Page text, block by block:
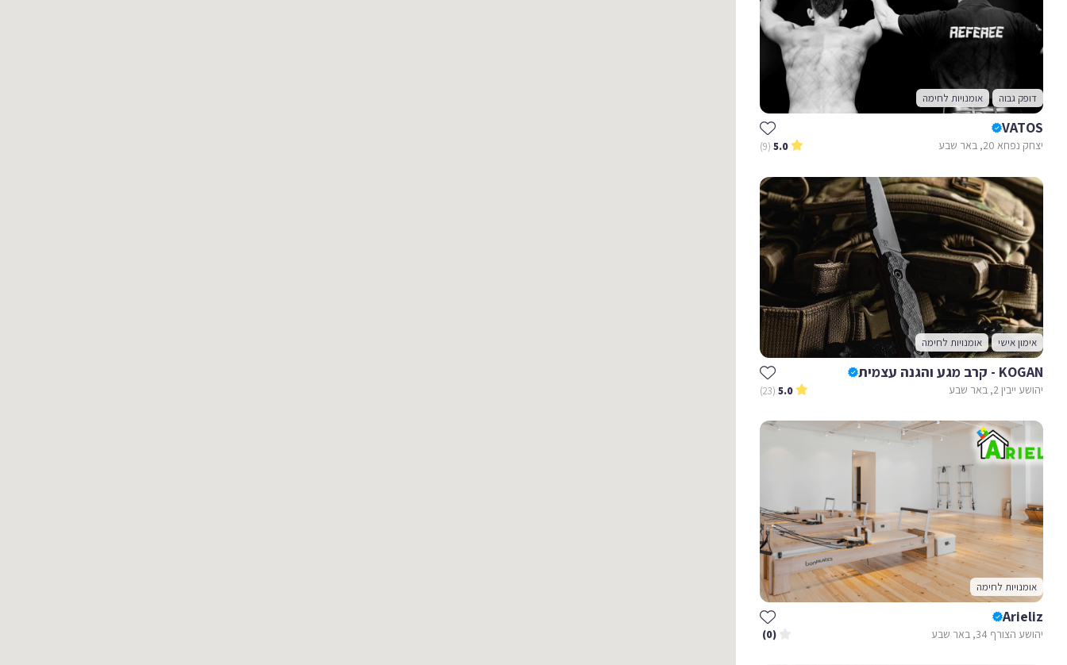
דופק גבוה אומנויות לחימה
VATOS
יצחק נפחא 20, באר שבע 5.0
(9)
אימון אישי אומנויות לחימה
KOGAN - קרב מגע והגנה עצמית
יהושע ייבין 2, באר שבע 5.0
(23)
אומנויות לחימה
Arieliz
יהושע הצורף 34, באר שבע (0)